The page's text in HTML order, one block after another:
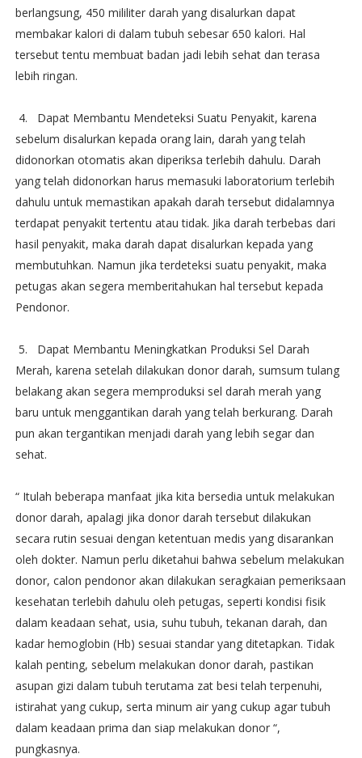
berlangsung, 450 mililiter darah yang disalurkan dapat
membakar kalori di dalam tubuh sebesar 650 kalori. Hal
tersebut tentu membuat badan jadi lebih sehat dan terasa
lebih ringan.
4. Dapat Membantu Mendeteksi Suatu Penyakit, karena
sebelum disalurkan kepada orang lain, darah yang telah
didonorkan otomatis akan diperiksa terlebih dahulu. Darah
yang telah didonorkan harus memasuki laboratorium terlebih
dahulu untuk memastikan apakah darah tersebut didalamnya
terdapat penyakit tertentu atau tidak. Jika darah terbebas dari
hasil penyakit, maka darah dapat disalurkan kepada yang
membutuhkan. Namun jika terdeteksi suatu penyakit, maka
petugas akan segera memberitahukan hal tersebut kepada
Pendonor.
5. Dapat Membantu Meningkatkan Produksi Sel Darah
Merah, karena setelah dilakukan donor darah, sumsum tulang
belakang akan segera memproduksi sel darah merah yang
baru untuk menggantikan darah yang telah berkurang. Darah
pun akan tergantikan menjadi darah yang lebih segar dan
sehat.
“ Itulah beberapa manfaat jika kita bersedia untuk melakukan
donor darah, apalagi jika donor darah tersebut dilakukan
secara rutin sesuai dengan ketentuan medis yang disarankan
oleh dokter. Namun perlu diketahui bahwa sebelum melakukan
donor, calon pendonor akan dilakukan seragkaian pemeriksaan
kesehatan terlebih dahulu oleh petugas, seperti kondisi fisik
dalam keadaan sehat, usia, suhu tubuh, tekanan darah, dan
kadar hemoglobin (Hb) sesuai standar yang ditetapkan. Tidak
kalah penting, sebelum melakukan donor darah, pastikan
asupan gizi dalam tubuh terutama zat besi telah terpenuhi,
istirahat yang cukup, serta minum air yang cukup agar tubuh
dalam keadaan prima dan siap melakukan donor “,
pungkasnya.